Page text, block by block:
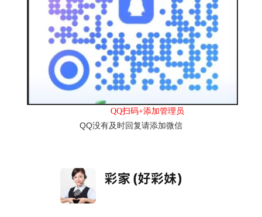
QQ扫码+添加管理员
QQ没有及时回复请添加微信